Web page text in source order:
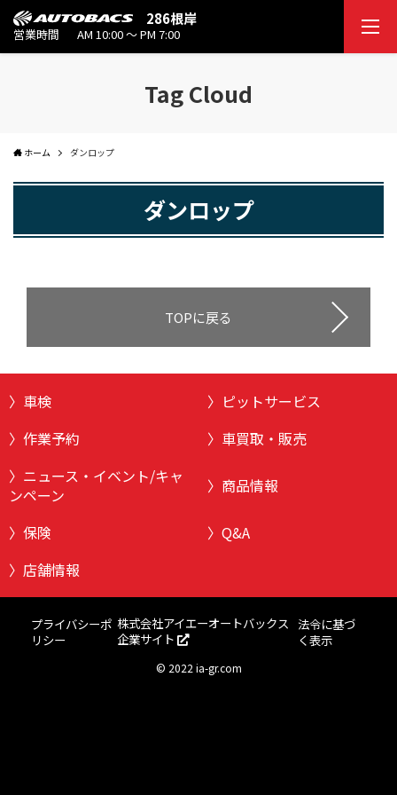
286根岸
営業時間 AM 10:00 ～ PM 7:00
Tag Cloud
ホーム ダンロップ
ダンロップ
TOPに戻る
車検
ピットサービス
作業予約
車買取・販売
ニュース・イベント/キャ
ンペーン
商品情報
保険
Q&A
店舗情報
プライバシーポ
リシー
株式会社アイエーオートバックス
企業サイト
法令に基づ
く表示
© 2022 ia-gr.com